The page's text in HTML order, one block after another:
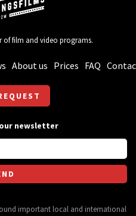
film and video programs.
About us Prices FAQ
newsletter
important local and international